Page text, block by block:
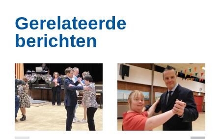
Gerelateerde
berichten